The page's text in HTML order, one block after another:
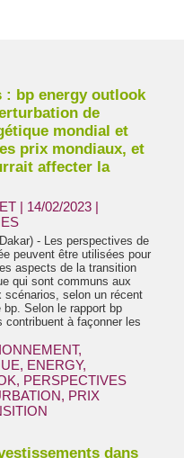
: bp energy outlook
de
mondial et
prix mondiaux, et
affecter la
| 14/02/2023 |
- Les perspectives de
peuvent être utilisées pour
aspects de la transition
qui sont communs aux
scénarios, selon un récent
bp. Selon le rapport bp
contribuent à façonner les
,
, ENERGY,
, PERSPECTIVES
, PRIX
dans